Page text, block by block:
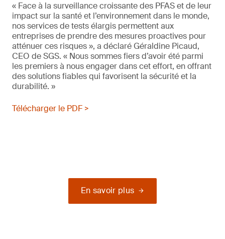
« Face à la surveillance croissante des PFAS et de leur
impact sur la santé et l’environnement dans le monde,
nos services de tests élargis permettent aux
entreprises de prendre des mesures proactives pour
atténuer ces risques », a déclaré Géraldine Picaud,
CEO de SGS. « Nous sommes fiers d’avoir été parmi
les premiers à nous engager dans cet effort, en offrant
des solutions fiables qui favorisent la sécurité et la
durabilité. »
Télécharger le PDF >
En savoir plus